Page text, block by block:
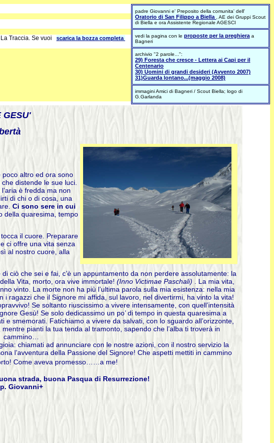
padre Giovanni e' Preposito della comunita' dell'
Oratorio di San Filippo a Biella
, AE dei Gruppi Scout
di Biella e ora Assistente Regionale AGESCI
vedi la pagina con le proposte per la preghiera a
Bagneri
archivio "2 parole...":
29) Foresta che cresce - Lettera ai Capi per il
Centenario
30) Uomini di grandi desideri (Avvento 2007)
31)Guarda lontano...(maggio 2008)
immagini Amici di Bagneri / Scout Biella; logo di
G.Garlanda
Traccia. Se vuoi scarica la bozza completa
GESU'
altro ed ora sono
distende le sue luci.
è fredda ma non
di chi o di cosa, una
Ci sono sere in cui
della quaresima, tempo
il cuore. Preparare
ci offre una vita senza
al nostro cuore, alla
ciò che sei e fai, c’è un appuntamento da non perdere assolutamente: la
Vita, morto, ora vive immortale! (Inno Victimae Paschali)
. La mia vita,
vinto. La morte non ha più l’ultima parola sulla mia esistenza: nella mia
ragazzi che il Signore mi affida, sul lavoro, nel divertirmi, ha vinto la vita!
Se soltanto riuscissimo a vivere intensamente, con quell’intensità
Gesù! Se solo dedicassimo un po’ di tempo in questa quaresima a
smemorati. Fatichiamo a vivere da salvati, con lo sguardo all’orizzonte,
pianti la tua tenda al tramonto, sapendo che l’alba ti troverà in
cammino…
chiamati ad annunciare con le nostre azioni, con il nostro servizio la
l’avventura della Passione del Signore! Che aspetti mettiti in cammino
Come aveva promesso……a me!
strada, buona Pasqua di Resurrezione!
p. Giovanni+